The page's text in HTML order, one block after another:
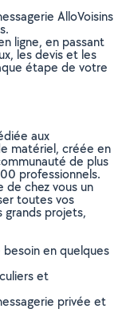
AlloVoisins
ligne, en passant
les devis et les
étape de votre
aux
matériel, créée en
de plus
professionnels.
chez vous un
toutes vos
grands projets,
en quelques
et
privée et